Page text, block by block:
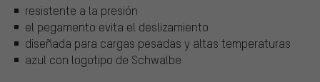
resistente a la presión
el pegamento evita el deslizamiento
diseñada para cargas pesadas y altas temperaturas
azul con logotipo de Schwalbe